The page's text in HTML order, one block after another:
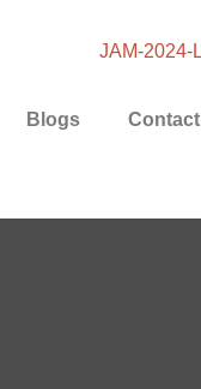
Blogs Contact